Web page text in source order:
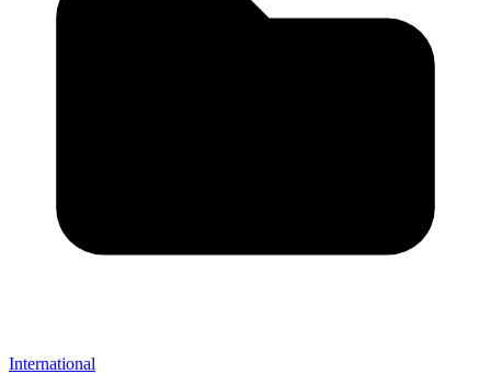
International